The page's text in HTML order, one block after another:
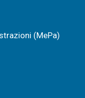
(MePa)